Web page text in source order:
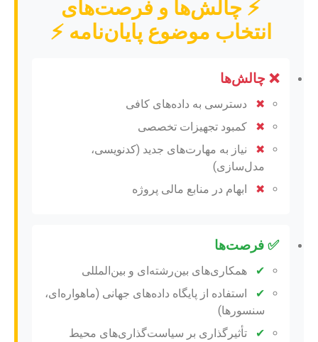
⚡️ چالش‌ها و فرصت‌های
انتخاب موضوع پایان‌نامه ⚡️
❌ چالش‌ها
✖
دسترسی به داده‌های کافی
✖
کمبود تجهیزات تخصصی
✖
نیاز به مهارت‌های جدید (کدنویسی،
مدل‌سازی)
✖
ابهام در منابع مالی پروژه
✅ فرصت‌ها
✔
همکاری‌های بین‌رشته‌ای و بین‌المللی
✔
استفاده از پایگاه داده‌های جهانی (ماهواره‌ای،
سنسورها)
✔
تأثیرگذاری بر سیاست‌گذاری‌های محیط